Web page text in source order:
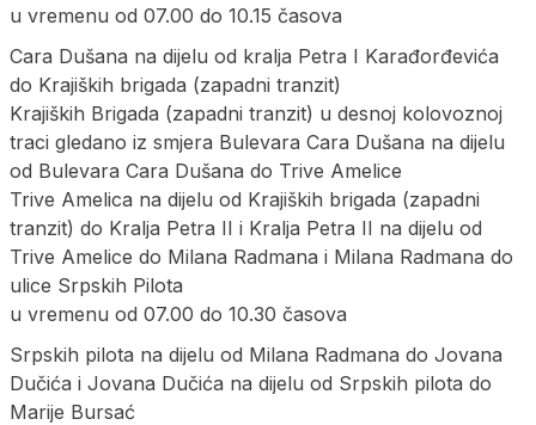
u vremenu od 07.00 do 10.15 časova
Cara Dušana na dijelu od kralja Petra I Karađorđevića
do Krajiških brigada (zapadni tranzit)
Krajiških Brigada (zapadni tranzit) u desnoj kolovoznoj
traci gledano iz smjera Bulevara Cara Dušana na dijelu
od Bulevara Cara Dušana do Trive Amelice
Trive Amelica na dijelu od Krajiških brigada (zapadni
tranzit) do Kralja Petra II i Kralja Petra II na dijelu od
Trive Amelice do Milana Radmana i Milana Radmana do
ulice Srpskih Pilota
u vremenu od 07.00 do 10.30 časova
Srpskih pilota na dijelu od Milana Radmana do Jovana
Dučića i Jovana Dučića na dijelu od Srpskih pilota do
Marije Bursać